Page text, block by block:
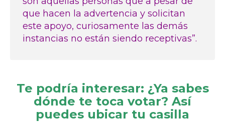
que hacen la advertencia y solicitan
este apoyo, curiosamente las demás
instancias no están siendo receptivas”.
Te podría interesar: ¿Ya sabes
dónde te toca votar? Así
puedes ubicar tu casilla